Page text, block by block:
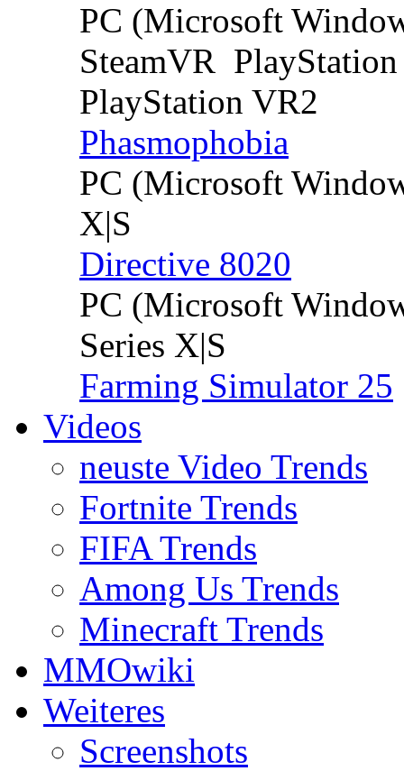
PC (Microsoft
SteamVR
PlayStation VR2
Phasmophobia
PC (Microsoft
X|S
Directive 8020
PC (Microsoft
Series X|S
Farming Simulator 25
Videos
neuste Video Trends
Fortnite Trends
FIFA Trends
Among Us Trends
Minecraft Trends
MMOwiki
Weiteres
Screenshots